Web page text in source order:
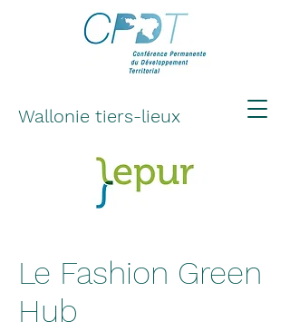
Wallonie tiers-lieux
Le Fashion Green
Hub